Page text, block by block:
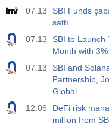
07.13
SBI Funds
sattı
07.13
SBI to Launch
Month with
07.13
SBI and
Partnership,
Global
12:06
DeFi risk
million from